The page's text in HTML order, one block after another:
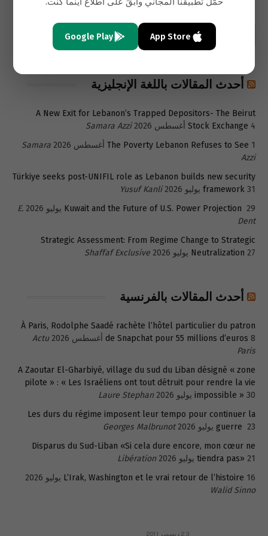
أحدث المقالات باللغة الإنجليزية
A New Exit for Lebanon’s Trapped Depositors- The Beirut
Stock Exchange 4 أغسطس 2026
Samara Azzi
The Poverty Lebanon Refuses to See 1 أغسطس 2026
Samara
Azzi
Türkiye seeks post-UNIFIL role as Lebanon builds new security
framework 31 يوليو 2026
Yusuf Kanli
Kuwait and the Future of U.S. Power Projection 29 يوليو 2026
E.
Dent
Strategic Assessment: From Regime Change to Strategic
Neutralization 27 يوليو 2026 Shaffaf Exclusive
أحدث المقالات بالفرنسية
À Paris, Rodolphe Saadé rachète l’hôtel particulier du patron
de Snapchat pour 55 millions d’euros 8 أغسطس 2026
Actu
Paris
A Zaoutar El-Gharbiyé, village du sud du Liban désigné « zone
pilote » : « Les Israéliens ont tout détruit pour rendre la vie
impossible » 30 يوليو 2026
Laure Stephan
Les durs du régime imposent leur tempo pour continuer la
guerre 23 يوليو 2026
Georges Malbrunot
Disparus du Sud-Liban «Si cela dure encore, mon cœur ne
tiendra pas» 21 يوليو 2026
Libération
L’Irak, Washington et le vrai retour de l’histoire 16 يوليو 2026
Walid Sinno
23 ديسمبر 2011
App Store
Google Play